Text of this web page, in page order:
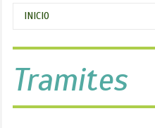
Se
encuentra
usted
aquí
INICIO
Tramites